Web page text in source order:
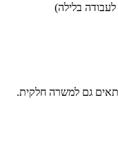
בלילה)
גם למשרה חלקית.